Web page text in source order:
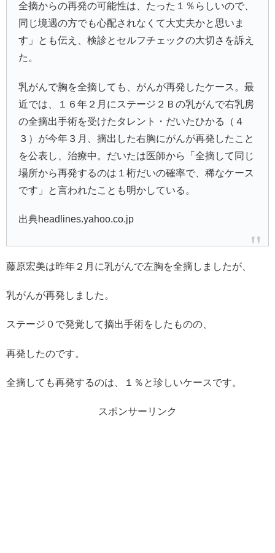
全摘からの再発の可能性は、たった１％らしいので、
同じ境遇の方でも心配されなくて大丈夫かと思いま
す」とも伝え、検診とセルフチェックの大切さを訴え
た。
乳がんで胸を全摘しても、がんが再発したケース。最
近では、１６年２月にステージ２Ｂの乳がんで右乳房
の全摘出手術を受けたタレント・ だいたひかる
（４
３）が今年３月、摘出した右胸にがんが再発したこと
を公表し、治療中。だいたは医師から「全摘して同じ
場所から再発するのは１桁だいの確率で、稀なケース
です」と言われたことも明かしている。
出典headlines.yahoo.co.jp
藤原宏美は昨年２月に乳がんで左胸を全摘しましたが、
乳がんが再発しました。
ステージ０で発覚して摘出手術をしたものの、
再発したのです。
全摘しても再発するのは、１％と珍しいケースです。
スポンサーリンク